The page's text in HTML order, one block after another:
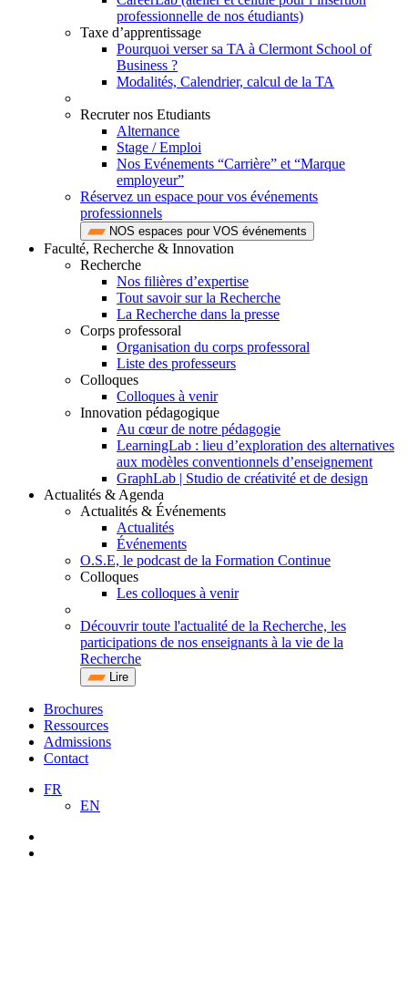
professionnelle de nos étudiants)
Taxe d’apprentissage
Pourquoi verser sa TA à Clermont School of
Business ?
Modalités, Calendrier, calcul de la TA
Recruter nos Etudiants
Alternance
Stage / Emploi
Nos Evénements “Carrière” et “Marque
employeur”
Réservez un espace pour vos événements
professionnels
NOS espaces pour VOS événements
Faculté, Recherche & Innovation
Recherche
Nos filières d’expertise
Tout savoir sur la Recherche
La Recherche dans la presse
Corps professoral
Organisation du corps professoral
Liste des professeurs
Colloques
Colloques à venir
Innovation pédagogique
Au cœur de notre pédagogie
LearningLab : lieu d’exploration des alternatives
aux modèles conventionnels d’enseignement
GraphLab | Studio de créativité et de design
Actualités & Agenda
Actualités & Événements
Actualités
Événements
O.S.E, le podcast de la Formation Continue
Colloques
Les colloques à venir
Découvrir toute l'actualité de la Recherche, les
participations de nos enseignants à la vie de la
Recherche
Lire
Brochures
Ressources
Admissions
Contact
FR
EN